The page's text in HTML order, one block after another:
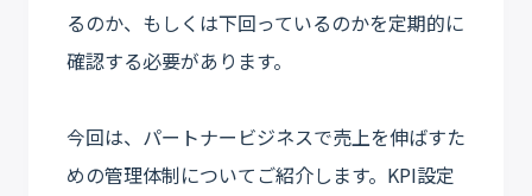
るのか、もしくは下回っているのかを定期的に
確認する必要があります。
今回は、パートナービジネスで売上を伸ばすた
めの管理体制についてご紹介します。KPI設定